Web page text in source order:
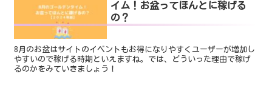
イム！お盆ってほんとに稼げる
の？
8月のお盆はサイトのイベントもお得になりやすくユーザーが増加し
やすいので稼げる時期といえますね。では、どういった理由で稼げ
るのかをみていきましょう！